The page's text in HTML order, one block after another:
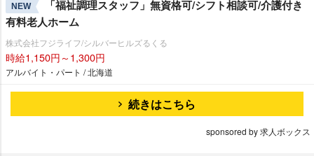
NEW
「福祉調理スタッフ」無資格可/シフト相談可/介護付き
有料老人ホーム
株式会社フジライフ/シルバーヒルズるくる
時給1,150円～1,300円
アルバイト・パート / 北海道
続きはこちら
sponsored by 求人ボックス